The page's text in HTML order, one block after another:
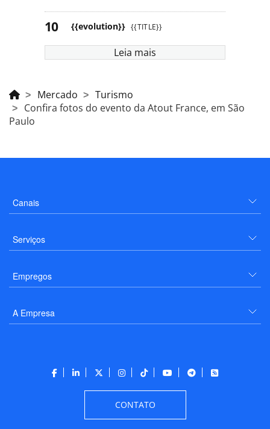
{{evolution}} {{TITLE}}
Leia mais
Mercado
Turismo
Confira fotos do evento da Atout France, em São
Paulo
Canais
Serviços
Empregos
A Empresa
CONTATO